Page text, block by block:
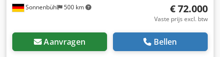
Sonnenbühl 500 km € 72.000
Vaste prijs excl. btw
Aanvragen Bellen